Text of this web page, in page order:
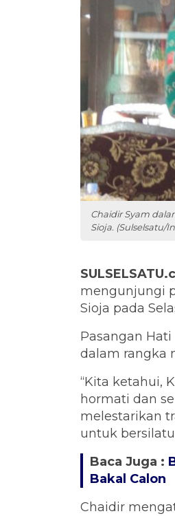
Chaidir Syam
Sioja. (Sulselsatu/
mengunjungi
Sioja pada
Pasangan
dalam rangka
“Kita ketahui,
hormati dan
melestarikan
untuk
Baca Juga :
Bakal Calon
Chaidir